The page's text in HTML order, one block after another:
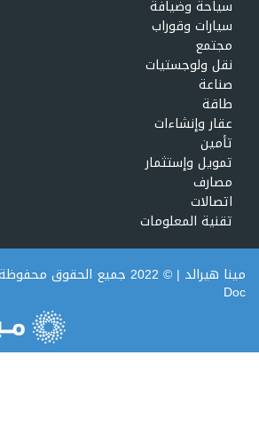
سياحة وضيافة
سيارات وقوراب
مجتمع
نقل ولوجستيات
صناعة
طاقة
عقار وإنشاءات
تأمين
تمويل وإستثمار
مصارف
اتصالات
تقنية المعلومات
مينا هيرالد| © 2022 جميع الحقوق محفوظة. Powered by
Doc